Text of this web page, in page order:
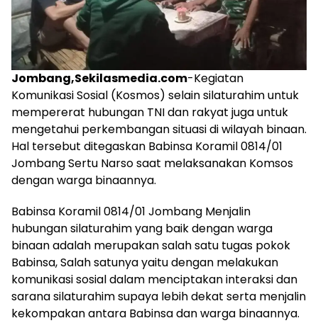
Jombang,Sekilasmedia.com-Kegiatan
Komunikasi Sosial (Kosmos) selain silaturahim untuk
mempererat hubungan TNI dan rakyat juga untuk
mengetahui perkembangan situasi di wilayah binaan.
Hal tersebut ditegaskan Babinsa Koramil 0814/01
Jombang Sertu Narso saat melaksanakan Komsos
dengan warga binaannya.
Babinsa Koramil 0814/01 Jombang Menjalin
hubungan silaturahim yang baik dengan warga
binaan adalah merupakan salah satu tugas pokok
Babinsa, Salah satunya yaitu dengan melakukan
komunikasi sosial dalam menciptakan interaksi dan
sarana silaturahim supaya lebih dekat serta menjalin
kekompakan antara Babinsa dan warga binaannya.